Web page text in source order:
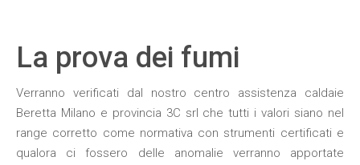
La prova dei fumi
Verranno verificati dal nostro centro assistenza caldaie
Beretta Milano e provincia 3C srl che tutti i valori siano nel
range corretto come normativa con strumenti certificati e
qualora ci fossero delle anomalie verranno apportate